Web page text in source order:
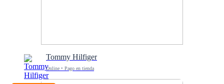
Tommy Hilfiger
Online • Pago en tienda